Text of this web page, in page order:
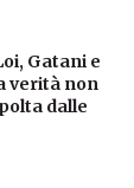
Gatani e
verità non
dalle